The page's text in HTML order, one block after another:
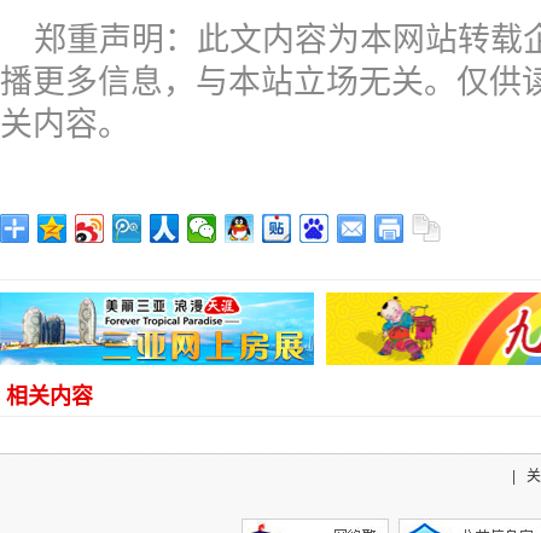
郑重声明：此文内容为本网站转载
播更多信息，与本站立场无关。仅供
关内容。
相关内容